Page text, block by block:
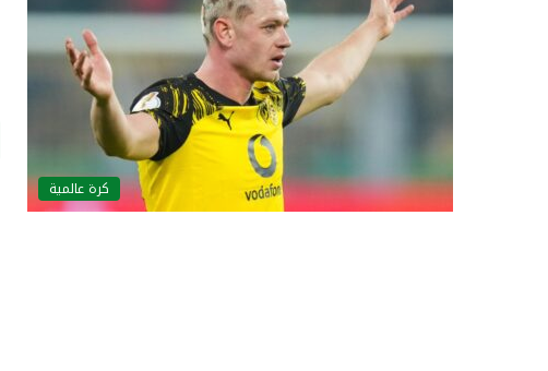
كرة عالمية